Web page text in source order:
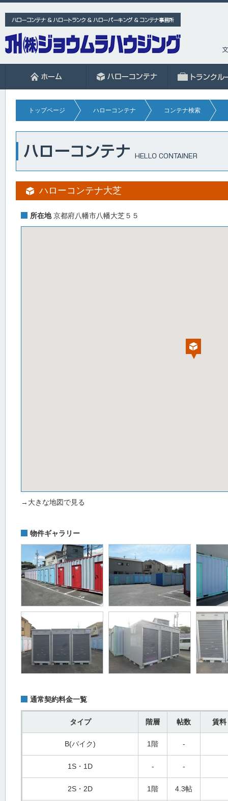
トップページ ハローコンテナ コンテナ検索
ハローコンテナ大芝
所在地京都府八幡市八幡大芝５５
→大きな地図で見る
物件ギャラリー
通常契約料金一覧
タイプ 階層 帖数 賃料
B(バイク) 1階 -
1S・1D - -
2S・2D 1階 4.3帖